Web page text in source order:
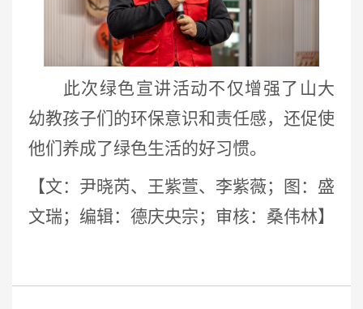
此次绿色宣讲活动不仅增强了山大
幼教孩子们的环保意识和责任感，还促使
他们养成了绿色生活的好习惯。
【文：尹晓芮、王紫萱、李紫薇；
图：盛
文瑞； 编辑：德庆央宗；审核：桑伟林】